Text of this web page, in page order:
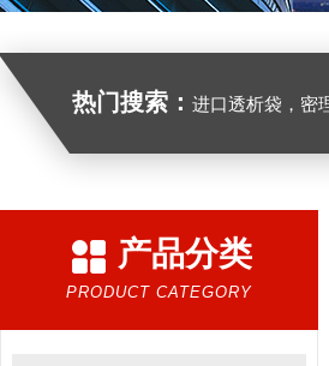
热门搜索： 进口透析袋，密理博ECL发光液，B27
产品分类
PRODUCT CATEGORY